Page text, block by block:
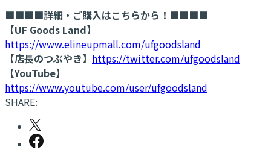
■■■■詳細・ご購入はこちらから！■■■■
【UF Goods Land】
https://www.elineupmall.com/ufgoodsland
【店長のつぶやき】 https://twitter.com/ufgoodsland
【YouTube】
https://www.youtube.com/user/ufgoodsland
SHARE: